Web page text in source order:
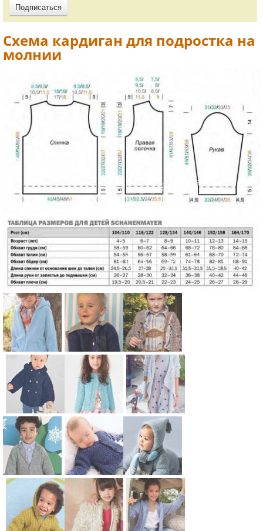
Схема кардиган для подростка на
молнии
Схема:
жакет в
спортивном
стиле с
карманом-
кенгуру для
детей
Схема:
детский
жакет с
капюшоном
для детей
Схема:
кардиган
для
мальчика с
рельефным
узором для
детей
Схема:
детский
жакет на
пуговицах с
капюшоном
для детей
Схема:
жакет на
пуговицах
для девочки
с узором из
пышных
столбиков
Схема:
свободный
кардиган с
асимметрич
ным кроем
для детей
Схема:
детский
жакет с
Схема:
детский
жакет на
Схема:
пушистая
кофта для